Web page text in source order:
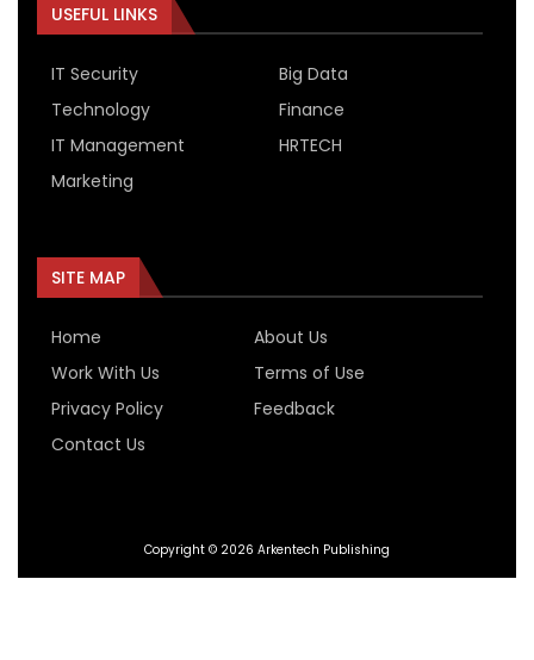
USEFUL LINKS
IT Security
Big Data
Technology
Finance
IT Management
HRTECH
Marketing
SITE MAP
Home
About Us
Work With Us
Terms of Use
Privacy Policy
Feedback
Contact Us
Copyright © 2026 Arkentech Publishing